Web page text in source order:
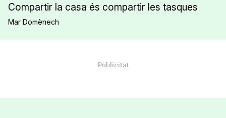
Compartir la casa és compartir les tasques
Mar Domènech